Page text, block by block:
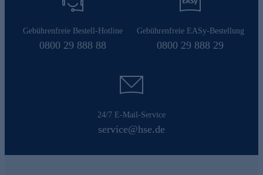
Gebührenfreie Bestell-Hotline
0800 29 888 88
Gebührenfreie EASy-Bestellung
0800 29 888 29
24/7 E-Mail-Service
service@hse.de